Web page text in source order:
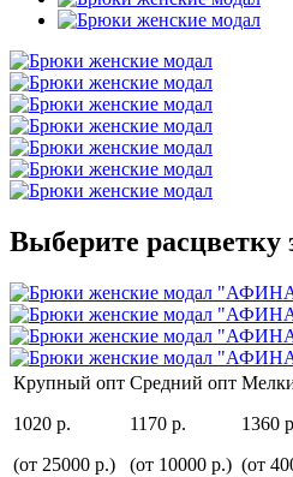
Выберите расцветку
Крупный опт
1020 р.
(от 25000 р.)
Средний опт
1170 р.
(от 10000 р.)
1360
(от